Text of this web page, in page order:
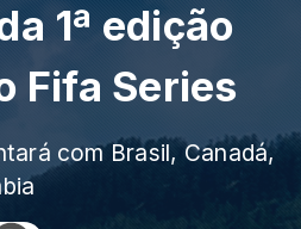
1ª edição
Fifa Series
com Brasil, Canadá,